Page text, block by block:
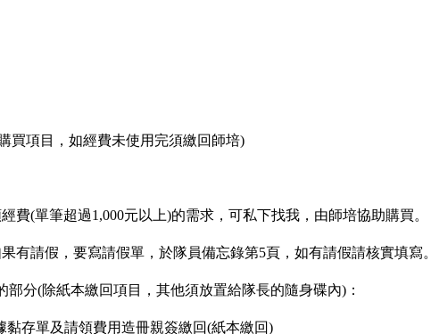
買項目，如經費未使用完須繳回師培)
費(單筆超過1,000元以上)的需求，可私下找我，由師培協助購買。
有請假，要寫請假單，於隊員備忘錄第5頁，如有請假請核實填寫。
部分(除紙本繳回項目，其他須放置給隊長的隨身碟內)：
存單及請領費用造冊親簽繳回(紙本繳回)